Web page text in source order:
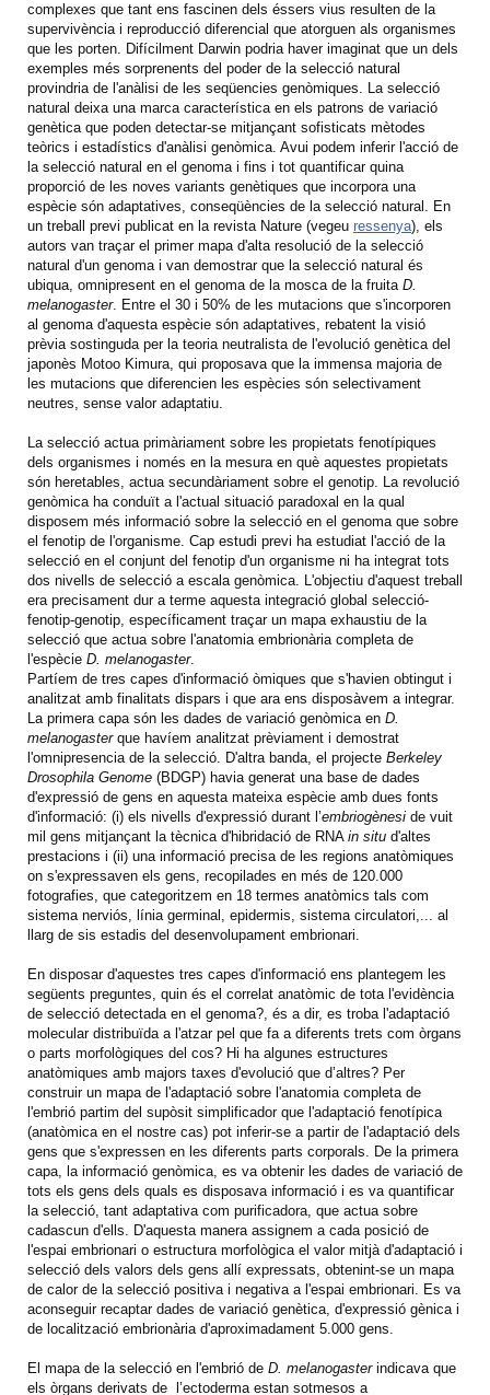
complexes que tant ens fascinen dels éssers vius resulten de la
supervivència i reproducció diferencial que atorguen als organismes
que les porten. Difícilment Darwin podria haver imaginat que un dels
exemples més sorprenents del poder de la selecció natural
provindria de l'anàlisi de les seqüencies genòmiques. La selecció
natural deixa una marca característica en els patrons de variació
genètica que poden detectar-se mitjançant sofisticats mètodes
teòrics i estadístics d'anàlisi genòmica. Avui podem inferir l'acció de
la selecció natural en el genoma i fins i tot quantificar quina
proporció de les noves variants genètiques que incorpora una
espècie són adaptatives, conseqüències de la selecció natural. En
un treball previ publicat en la revista Nature (vegeu ressenya), els
autors van traçar el primer mapa d'alta resolució de la selecció
natural d'un genoma i van demostrar que la selecció natural és
ubiqua, omnipresent en el genoma de la mosca de la fruita D.
melanogaster. Entre el 30 i 50% de les mutacions que s'incorporen
al genoma d'aquesta espècie són adaptatives, rebatent la visió
prèvia sostinguda per la teoria neutralista de l'evolució genètica del
japonès Motoo Kimura, qui proposava que la immensa majoria de
les mutacions que diferencien les espècies són selectivament
neutres, sense valor adaptatiu.
La selecció actua primàriament sobre les propietats fenotípiques
dels organismes i només en la mesura en què aquestes propietats
són heretables, actua secundàriament sobre el genotip. La revolució
genòmica ha conduït a l'actual situació paradoxal en la qual
disposem més informació sobre la selecció en el genoma que sobre
el fenotip de l'organisme. Cap estudi previ ha estudiat l'acció de la
selecció en el conjunt del fenotip d'un organisme ni ha integrat tots
dos nivells de selecció a escala genòmica. L'objectiu d'aquest treball
era precisament dur a terme aquesta integració global selecció-
fenotip-genotip, específicament traçar un mapa exhaustiu de la
selecció que actua sobre l'anatomia embrionària completa de
l'espècie D. melanogaster.
Partíem de tres capes d'informació òmiques que s'havien obtingut i
analitzat amb finalitats dispars i que ara ens disposàvem a integrar.
La primera capa són les dades de variació genòmica en D.
melanogasterque havíem analitzat prèviament i demostrat
l'omnipresencia de la selecció. D'altra banda, el projecte Berkeley
Drosophila Genome (BDGP) havia generat una base de dades
d'expressió de gens en aquesta mateixa espècie amb dues fonts
d'informació: (i) els nivells d'expressió durant l’embriogènesi de vuit
mil gens mitjançant la tècnica d'hibridació de RNA in situ d'altes
prestacions i (ii) una informació precisa de les regions anatòmiques
on s'expressaven els gens, recopilades en més de 120.000
fotografies, que categoritzem en 18 termes anatòmics tals com
sistema nerviós, línia germinal, epidermis, sistema circulatori,... al
llarg de sis estadis del desenvolupament embrionari.
En disposar d'aquestes tres capes d'informació ens plantegem les
següents preguntes, quin és el correlat anatòmic de tota l'evidència
de selecció detectada en el genoma?, és a dir, es troba l'adaptació
molecular distribuïda a l'atzar pel que fa a diferents trets com òrgans
o parts morfològiques del cos? Hi ha algunes estructures
anatòmiques amb majors taxes d'evolució que d’altres? Per
construir un mapa de l'adaptació sobre l'anatomia completa de
l'embrió partim del supòsit simplificador que l'adaptació fenotípica
(anatòmica en el nostre cas) pot inferir-se a partir de l'adaptació dels
gens que s'expressen en les diferents parts corporals. De la primera
capa, la informació genòmica, es va obtenir les dades de variació de
tots els gens dels quals es disposava informació i es va quantificar
la selecció, tant adaptativa com purificadora, que actua sobre
cadascun d'ells. D'aquesta manera assignem a cada posició de
l'espai embrionari o estructura morfològica el valor mitjà d'adaptació i
selecció dels valors dels gens allí expressats, obtenint-se un mapa
de calor de la selecció positiva i negativa a l'espai embrionari. Es va
aconseguir recaptar dades de variació genètica, d'expressió gènica i
de localització embrionària d'aproximadament 5.000 gens.
El mapa de la selecció en l'embrió de D. melanogasterindicava que
els òrgans derivats de l’ectoderma estan sotmesos a